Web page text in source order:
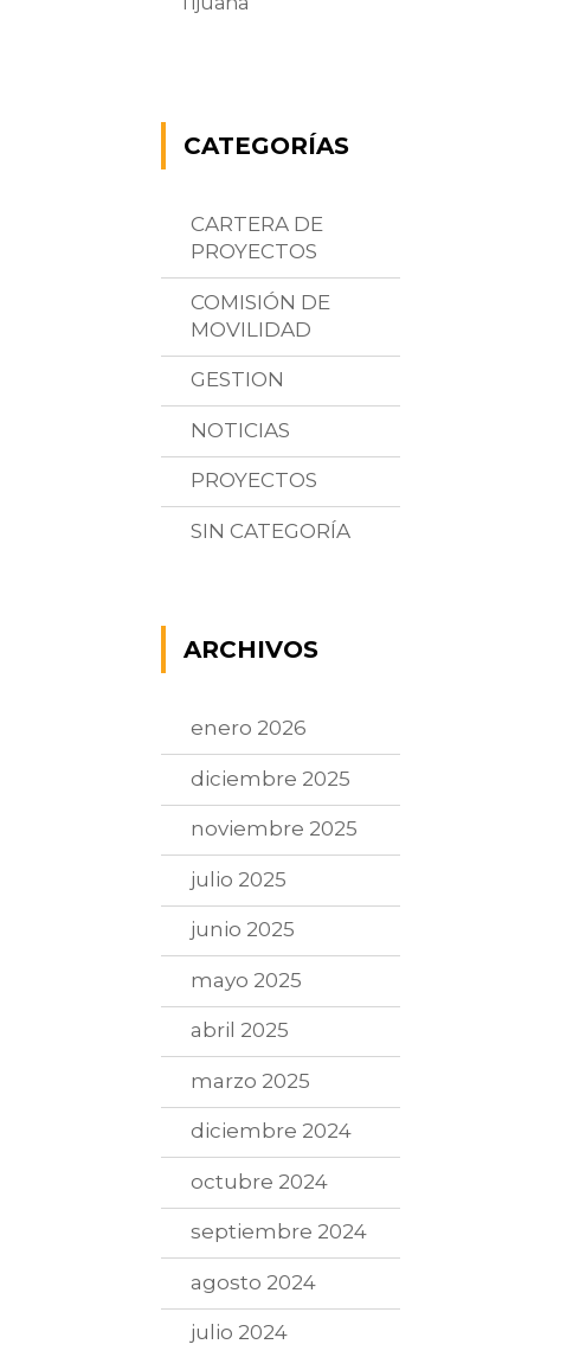
CATEGORÍAS
CARTERA DE
PROYECTOS
COMISIÓN DE
MOVILIDAD
GESTION
NOTICIAS
PROYECTOS
SIN CATEGORÍA
ARCHIVOS
enero 2026
diciembre 2025
noviembre 2025
julio 2025
junio 2025
mayo 2025
abril 2025
marzo 2025
diciembre 2024
octubre 2024
septiembre 2024
agosto 2024
julio 2024